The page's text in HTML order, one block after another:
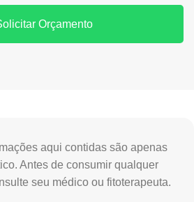
Orçamento
aqui contidas são apenas
Antes de consumir qualquer
seu médico ou fitoterapeuta.